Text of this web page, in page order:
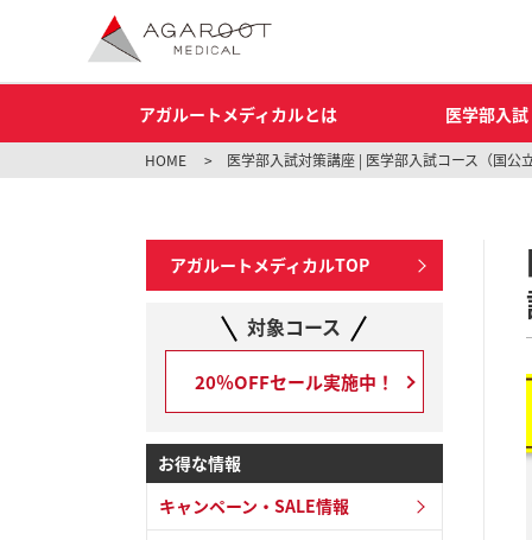
アガルートメディカルとは 医学部入試
HOME > 医学部入試対策講座 | 医学部入試コース（国公
アガルートメディカルTOP
対象コース
20％OFFセール実施中！
お得な情報
キャンペーン・SALE情報